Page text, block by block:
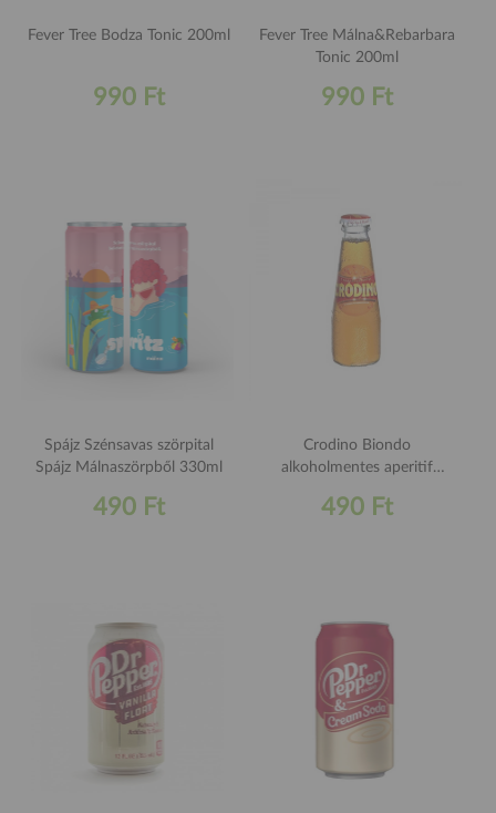
Fever Tree Bodza Tonic 200ml
990 Ft
Fever Tree Málna&Rebarbara
Tonic 200ml
990 Ft
Spájz Szénsavas szörpital
Spájz Málnaszörpből 330ml
490 Ft
Crodino Biondo
alkoholmentes aperitif
100ml
490 Ft